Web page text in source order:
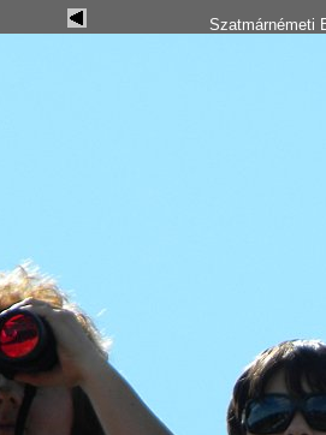
Szatmárnémeti